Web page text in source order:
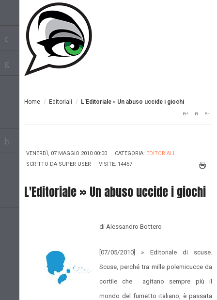
Home / Editoriali / L'Editoriale » Un abuso uccide i giochi
VENERDÌ, 07 MAGGIO 2010 00:00 CATEGORIA: EDITORIALI
SCRITTO DA SUPER USER VISITE: 14457
L'Editoriale » Un abuso uccide i giochi
di Alessandro Bottero
[07/05/2010] » Editoriale di scuse.
Scuse, perché tra mille polemicucce da
cortile che agitano sempre più il
mondo del fumetto italiano, è passata